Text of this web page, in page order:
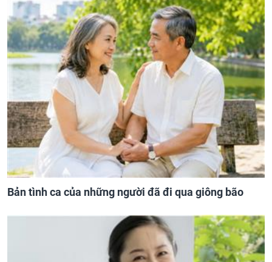
Bản tình ca của những người đã đi qua giông bão